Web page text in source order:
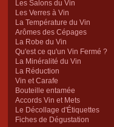
Les Salons du Vin
Les Verres à Vin
La Température du Vin
Arômes des Cépages
La Robe du Vin
Qu'est ce qu'un Vin Fermé ?
La Minéralité du Vin
La Réduction
Vin et Carafe
Bouteille entamée
Accords Vin et Mets
Le Décollage d'Étiquettes
Fiches de Dégustation